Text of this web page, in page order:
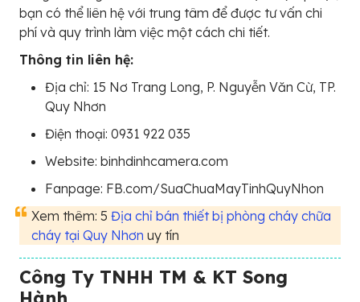
bạn có thể liên hệ với trung tâm để được tư vấn chi
phí và quy trình làm việc một cách chi tiết.
Thông tin liên hệ:
Địa chỉ: 15 Nơ Trang Long, P. Nguyễn Văn Cừ, TP.
Quy Nhơn
Điện thoại: 0931 922 035
Website: binhdinhcamera.com
Fanpage: FB.com/SuaChuaMayTinhQuyNhon
Xem thêm: 5 Địa chỉ bán thiết bị phòng cháy chữa
cháy tại Quy Nhơn uy tín
Công Ty TNHH TM & KT Song